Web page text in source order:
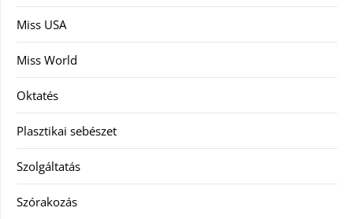
Miss USA
Miss World
Oktatés
Plasztikai sebészet
Szolgáltatás
Szórakozás